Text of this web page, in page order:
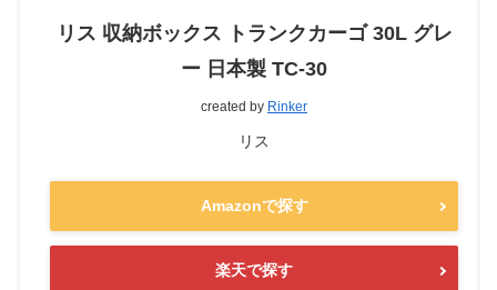
リス 収納ボックス トランクカーゴ 30L グレ
ー 日本製 TC-30
created by Rinker
リス
Amazonで探す
楽天で探す